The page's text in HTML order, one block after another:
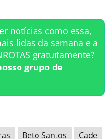
notícias como essa,
lidas da semana e a
gratuitamente?
grupo de
Beto Santos
Cade